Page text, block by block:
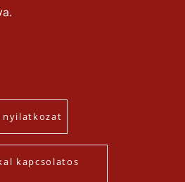
nyilatkozat
kapcsolatos